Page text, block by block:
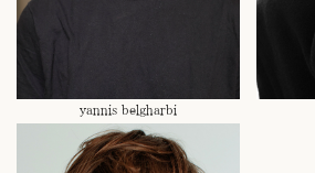
yannis belgharbi